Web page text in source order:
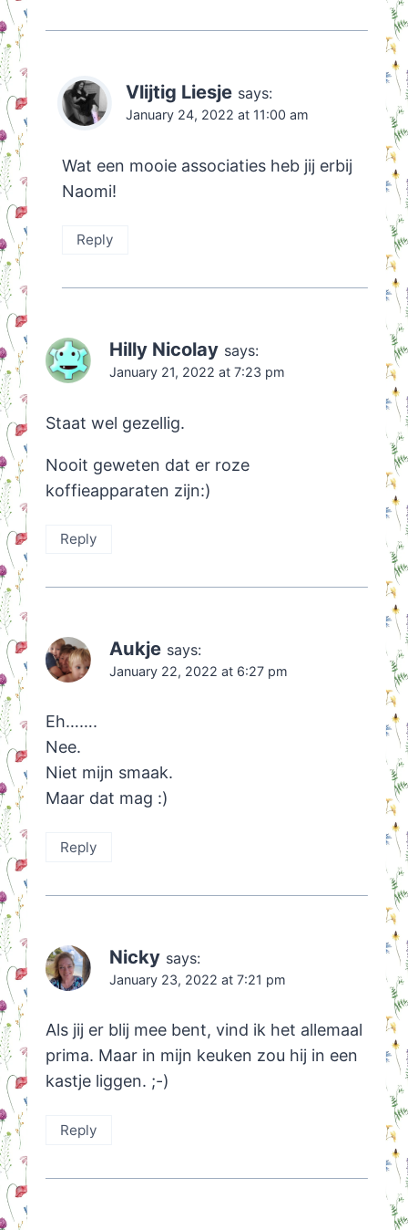
Vlijtig Liesje says:
January 24, 2022 at 11:00 am
Wat een mooie associaties heb jij erbij
Naomi!
Reply
Hilly Nicolay says:
January 21, 2022 at 7:23 pm
Staat wel gezellig.
Nooit geweten dat er roze
koffieapparaten zijn:)
Reply
Aukje says:
January 22, 2022 at 6:27 pm
Eh…….
Nee.
Niet mijn smaak.
Maar dat mag :)
Reply
Nicky says:
January 23, 2022 at 7:21 pm
Als jij er blij mee bent, vind ik het allemaal
prima. Maar in mijn keuken zou hij in een
kastje liggen. ;-)
Reply